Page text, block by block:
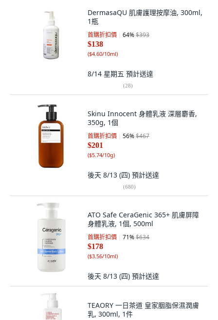
DermasaQU 肌膚護理按摩油, 300ml,
1瓶
首購折扣價 64%$393
$138
($4.60/10ml)
8/14 星期五 預計送達
(28)
Skinu Innocent 身體乳液 深層麝香,
350g, 1個
首購折扣價 56%$467
$201
($5.74/10g)
後天 8/13 (四) 預計送達
(680)
ATO Safe CeraGenic 365+ 肌膚屏障
身體乳液, 1個, 500ml
首購折扣價 71%$634
$178
($3.56/10ml)
後天 8/13 (四) 預計送達
TEAORY 一日茶道 皇家胭脂保濕潤膚
乳, 300ml, 1件